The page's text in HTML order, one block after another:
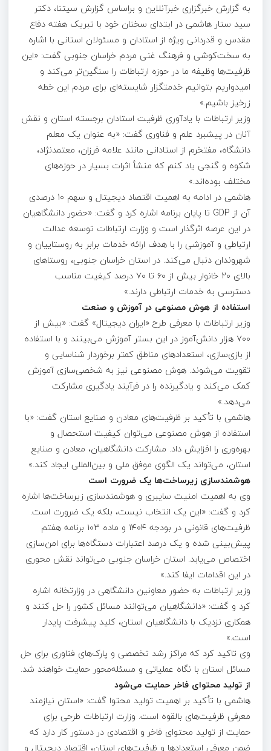
به گزارش خبرگزاری خبرآنلاین و براساس گزارش سیتنا، دکتر
سید ستار هاشمی در ابتدای سخنان خود با تبریک هفته دفاع
مقدس و قدردانی ویژه از استادان و مسئولان استانی با اشاره
به سخت‌کوشی و فرهنگ غنی مردم خراسان جنوبی گفت: «این
ظرفیت‌ها وظیفه ما در حوزه ارتباطات را سنگین‌تر می‌کند و
امیدواریم بتوانیم خدمتگزار شایسته‌ای برای مردم این خطه
زرخیز باشیم.»
وزیر ارتباطات با یادآوری ظرفیت استادان برجسته استان و نقش
آنان در پیشبرد علم و فناوری گفت: «به عنوان یک معلم
دانشگاه، مفتخرم از استادانی مانند علامه فرزان، معتمدنژاد،
شکوه و گنجی یاد کنم که منشأ اثرات بسیار در حوزه‌های
مختلف بوده‌اند.»
هاشمی در ادامه به اهمیت اقتصاد دیجیتال و سهم ۱۰ درصدی
آن از GDP تا پایان برنامه اشاره کرد و گفت: «حضور دانشگاهیان
در این عرصه اثرگذار است و وزارت ارتباطات توسعه عدالت
ارتباطی و آموزشی را با هدف ارائه خدمات برابر به روستاییان و
شهروندان دنبال می‌کند. در استان خراسان جنوبی، روستاهای
بالای ۲۰ خانوار بیش از ۶۰ تا ۷۰ درصد کیفیت مناسب
دسترسی به خدمات ارتباطی دارند.»
استفاده از هوش مصنوعی در آموزش و صنعت
وزیر ارتباطات با معرفی طرح «ایران دیجیتال» گفت: «بیش از
۷۰۰ هزار دانش‌آموز در این بستر آموزش می‌بینند و با استفاده
از بازی‌سازی، استعدادهای مناطق کمتر برخوردار شناسایی و
تقویت می‌شوند. هوش مصنوعی نیز به شخصی‌سازی آموزش
کمک می‌کند و یادگیرنده را در فرآیند یادگیری مشارکت
می‌دهد.»
هاشمی با تأکید بر ظرفیت‌های معادن و صنایع استان گفت: «با
استفاده از هوش مصنوعی می‌توان کیفیت استحصال و
بهره‌وری را افزایش داد. مشارکت دانشگاهیان، معادن و صنایع
استان، می‌تواند یک الگوی موفق ملی و بین‌المللی ایجاد کند.»
هوشمندسازی زیرساخت‌ها یک ضرورت است
وی به اهمیت امنیت سایبری و هوشمندسازی زیرساخت‌ها اشاره
کرد و گفت: «این یک انتخاب نیست، بلکه یک ضرورت است.
ظرفیت‌های قانونی در بودجه ۱۴۰۴ و ماده ۱۰۳ برنامه هفتم
پیش‌بینی شده و یک درصد اعتبارات دستگاه‌ها برای امن‌سازی
اختصاص می‌یابد. استان خراسان جنوبی می‌تواند نقش محوری
در این اقدامات ایفا کند.»
وزیر ارتباطات به حضور معاونین دانشگاهی در وزارتخانه اشاره
کرد و گفت: «دانشگاهیان می‌توانند مسائل کشور را حل کنند و
همکاری نزدیک با دانشگاهیان استان، کلید پیشرفت پایدار
است.»
وی تاکید کرد که مراکز رشد تخصصی و پارک‌های فناوری برای حل
مسائل استان با نگاه عملیاتی و مسئله‌محور حمایت خواهند شد.
از تولید محتوای فاخر حمایت می‌شود
هاشمی با تأکید بر اهمیت تولید محتوا گفت: «استان نیازمند
معرفی ظرفیت‌های بالقوه است. وزارت ارتباطات طرحی برای
حمایت از تولید محتوای فاخر و اقتصادی در دستور کار دارد که
ضمن معرفی استعدادها و ظرفیت‌های استان، اقتصاد دیجیتال و